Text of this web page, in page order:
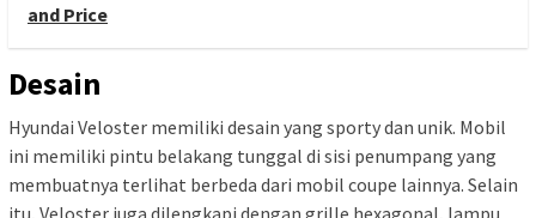
and Price
Desain
Hyundai Veloster memiliki desain yang sporty dan unik. Mobil
ini memiliki pintu belakang tunggal di sisi penumpang yang
membuatnya terlihat berbeda dari mobil coupe lainnya. Selain